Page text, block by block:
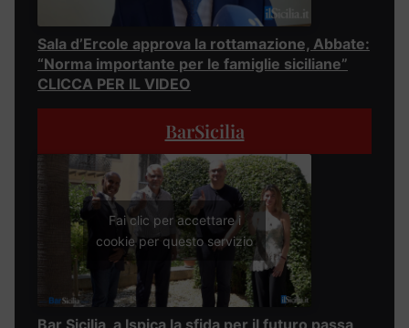
Sala d’Ercole approva la rottamazione, Abbate:
“Norma importante per le famiglie siciliane”
CLICCA PER IL VIDEO
BarSicilia
Fai clic per accettare i
cookie per questo servizio